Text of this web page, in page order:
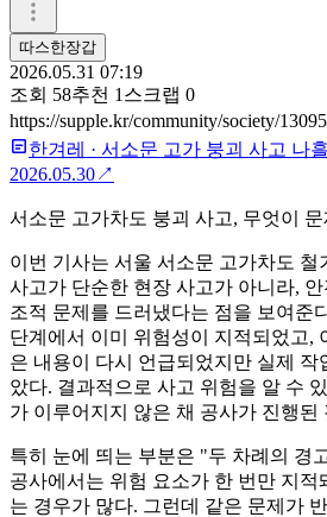
따스한장갑
2026.05.31 07:19
조회 58추천 1 스크랩 0
https://supple.kr/community/society/
한겨레 · 서소문 고가 붕괴 사고 나
2026.05.30↗
서소문 고가차도 붕괴 사고, 무엇이
이번 기사는 서울 서소문 고가차도 철
사고가 단순한 현장 사고가 아니라,
조적 문제를 드러냈다는 점을 보여준
단계에서 이미 위험성이 지적되었고,
은 내용이 다시 언급되었지만 실제
았다. 결과적으로 사고 위험을 알 수
가 이루어지지 않은 채 공사가 진행된
특히 눈에 띄는 부분은 "두 차례의 경
공사에서는 위험 요소가 한 번만 지적
는 경우가 많다. 그런데 같은 문제가